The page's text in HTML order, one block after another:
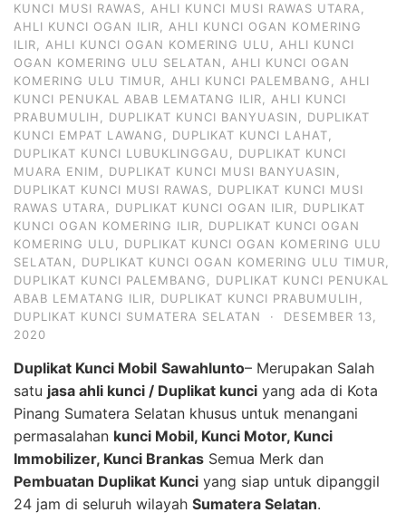
KUNCI MUSI RAWAS, AHLI KUNCI MUSI RAWAS UTARA,
AHLI KUNCI OGAN ILIR, AHLI KUNCI OGAN KOMERING
ILIR, AHLI KUNCI OGAN KOMERING ULU, AHLI KUNCI
OGAN KOMERING ULU SELATAN, AHLI KUNCI OGAN
KOMERING ULU TIMUR, AHLI KUNCI PALEMBANG, AHLI
KUNCI PENUKAL ABAB LEMATANG ILIR, AHLI KUNCI
PRABUMULIH, DUPLIKAT KUNCI BANYUASIN, DUPLIKAT
KUNCI EMPAT LAWANG, DUPLIKAT KUNCI LAHAT,
DUPLIKAT KUNCI LUBUKLINGGAU, DUPLIKAT KUNCI
MUARA ENIM, DUPLIKAT KUNCI MUSI BANYUASIN,
DUPLIKAT KUNCI MUSI RAWAS, DUPLIKAT KUNCI MUSI
RAWAS UTARA, DUPLIKAT KUNCI OGAN ILIR, DUPLIKAT
KUNCI OGAN KOMERING ILIR, DUPLIKAT KUNCI OGAN
KOMERING ULU, DUPLIKAT KUNCI OGAN KOMERING ULU
SELATAN, DUPLIKAT KUNCI OGAN KOMERING ULU TIMUR,
DUPLIKAT KUNCI PALEMBANG, DUPLIKAT KUNCI PENUKAL
ABAB LEMATANG ILIR, DUPLIKAT KUNCI PRABUMULIH,
DUPLIKAT KUNCI SUMATERA SELATAN
·
DESEMBER 13,
2020
Duplikat Kunci Mobil Sawahlunto– Merupakan Salah
satu jasa ahli kunci / Duplikat kunci yang ada di Kota
Pinang Sumatera Selatan khusus untuk menangani
permasalahan kunci Mobil, Kunci Motor, Kunci
Immobilizer, Kunci Brankas Semua Merk dan
Pembuatan Duplikat Kunci yang siap untuk dipanggil
24 jam di seluruh wilayah Sumatera Selatan.